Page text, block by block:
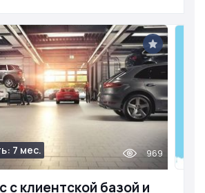
с клиентской базой и
7 мес. 969